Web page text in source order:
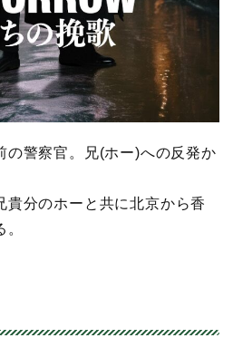
の警察官。兄(ホー)への反発か
貴分のホーと共に北京から香